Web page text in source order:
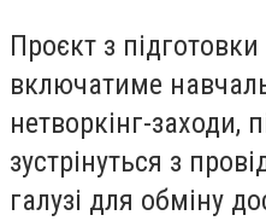
Проєкт з підготовки
включатиме
нетворкінг-заходи,
зустрінуться з
галузі для обміну